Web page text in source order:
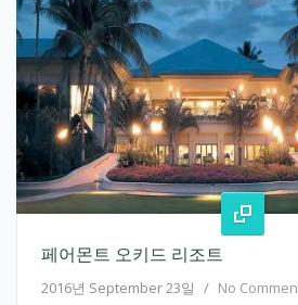
페어몬트 오키드 리조트
2016년 September 23일 / No